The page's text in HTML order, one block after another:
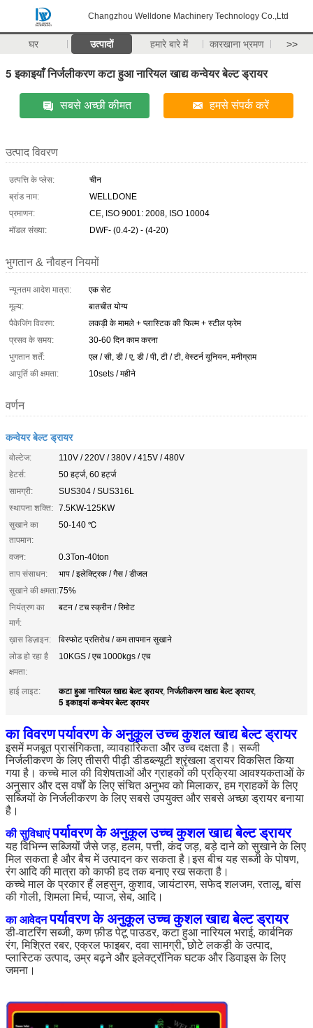
Changzhou Welldone Machinery Technology Co.,Ltd
घर उत्पादों हमारे बारे में कारखाना भ्रमण >>
5 इकाइयाँ निर्जलीकरण कटा हुआ नारियल खाद्य कन्वेयर बेल्ट ड्रायर
सबसे अच्छी कीमत हमसे संपर्क करें
उत्पाद विवरण
उत्पत्ति के प्लेस:
चीन
ब्रांड नाम:
WELLDONE
प्रमाणन:
CE, ISO 9001: 2008, ISO 10004
मॉडल संख्या:
DWF- (0.4-2) - (4-20)
भुगतान & नौवहन नियमों
न्यूनतम आदेश मात्रा:
एक सेट
मूल्य:
बातचीत योग्य
पैकेजिंग विवरण:
लकड़ी के मामले + प्लास्टिक की फिल्म + स्टील फ्रेम
प्रसव के समय:
30-60 दिन काम करना
भुगतान शर्तें:
एल / सी, डी / ए, डी / पी, टी / टी, वेस्टर्न यूनियन, मनीग्राम
आपूर्ति की क्षमता:
10sets / महीने
वर्णन
कन्वेयर बेल्ट ड्रायर
वोल्टेज:
110V / 220V / 380V / 415V / 480V
हेटर्स:
50 हर्ट्ज, 60 हर्ट्ज
सामग्री:
SUS304 / SUS316L
स्थापना शक्ति: 7.5KW-125KW
सुखाने का
तापमान:
50-140 ℃
वजन:
0.3Ton-40ton
ताप संसाधन:
भाप / इलेक्ट्रिक / गैस / डीजल
सुखाने की क्षमता:75%
नियंत्रण का
मार्ग:
बटन / टच स्क्रीन / रिमोट
ख़ास डिज़ाइन:
विस्फोट प्रतिरोध / कम तापमान सुखाने
लोड हो रहा है
क्षमता:
10KGS / एच 1000kgs / एच
हाई लाइट: कटा हुआ नारियल खाद्य बेल्ट ड्रायर,निर्जलीकरण खाद्य बेल्ट ड्रायर,
5 इकाइयां कन्वेयर बेल्ट ड्रायर
का विवरणपर्यावरण के अनुकूल उच्च कुशल खाद्य बेल्ट ड्रायर
इसमें मजबूत प्रासंगिकता, व्यावहारिकता और उच्च दक्षता है। सब्जी
निर्जलीकरण के लिए तीसरी पीढ़ी डीडब्ल्यूटी श्रृंखला ड्रायर विकसित किया
गया है। कच्चे माल की विशेषताओं और ग्राहकों की प्रक्रिया आवश्यकताओं के
अनुसार और दस वर्षों के लिए संचित अनुभव को मिलाकर, हम ग्राहकों के लिए
सब्जियों के निर्जलीकरण के लिए सबसे उपयुक्त और सबसे अच्छा ड्रायर बनाया
है।
की सुविधाएंपर्यावरण के अनुकूल उच्च कुशल खाद्य बेल्ट ड्रायर
यह विभिन्न सब्जियों जैसे जड़, हलम, पत्ती, कंद जड़, बड़े दाने को सुखाने के लिए
मिल सकता है और बैच में उत्पादन कर सकता है।इस बीच यह सब्जी के पोषण,
रंग आदि की मात्रा को काफी हद तक बनाए रख सकता है।
कच्चे माल के प्रकार हैं लहसुन, कुशाव, जायंटारम, सफेद शलजम, रतालू, बांस
की गोली, शिमला मिर्च, प्याज, सेब, आदि।
का आवेदनपर्यावरण के अनुकूल उच्च कुशल खाद्य बेल्ट ड्रायर
डी-वाटरिंग सब्जी, कण फ़ीड पेटू पाउडर, कटा हुआ नारियल भराई, कार्बनिक
रंग, मिश्रित रबर, एक्रल फाइबर, दवा सामग्री, छोटे लकड़ी के उत्पाद,
प्लास्टिक उत्पाद, उम्र बढ़ने और इलेक्ट्रॉनिक घटक और डिवाइस के लिए
जमना।